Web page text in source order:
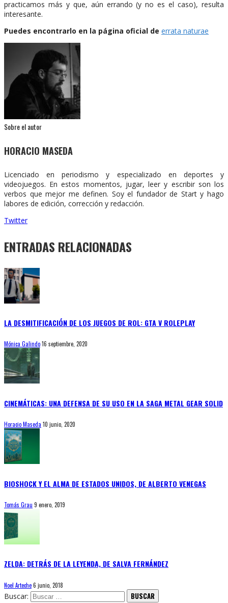
practicamos más y que, aún errando (y no es el caso), resulta
interesante.
Puedes encontrarlo en la página oficial de errata naturae
Sobre el autor
HORACIO MASEDA
Licenciado en periodismo y especializado en deportes y
videojuegos. En estos momentos, jugar, leer y escribir son los
verbos que mejor me definen. Soy el fundador de Start y hago
labores de edición, corrección y redacción.
Twitter
ENTRADAS RELACIONADAS
LA DESMITIFICACIÓN DE LOS JUEGOS DE ROL: GTA V ROLEPLAY
Mónica Galindo16 septiembre, 2020
CINEMÁTICAS: UNA DEFENSA DE SU USO EN LA SAGA METAL GEAR SOLID
Horacio Maseda 10 junio, 2020
BIOSHOCK Y EL ALMA DE ESTADOS UNIDOS, DE ALBERTO VENEGAS
Tomás Grau 9 enero, 2019
ZELDA: DETRÁS DE LA LEYENDA, DE SALVA FERNÁNDEZ
Noel Arteche6 junio, 2018
Buscar: